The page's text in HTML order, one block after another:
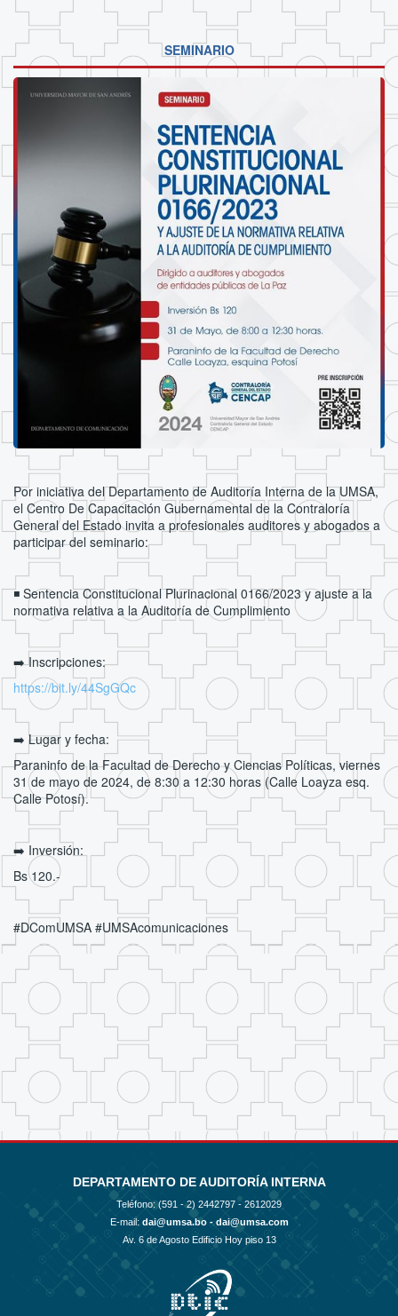
SEMINARIO
Por iniciativa del Departamento de Auditoría Interna de la UMSA,
el Centro De Capacitación Gubernamental de la Contraloría
General del Estado invita a profesionales auditores y abogados a
participar del seminario:
◾ Sentencia Constitucional Plurinacional 0166/2023 y ajuste a la
normativa relativa a la Auditoría de Cumplimiento
➡️ Inscripciones:
https://bit.ly/44SgGQc
➡️ Lugar y fecha:
Paraninfo de la Facultad de Derecho y Ciencias Políticas, viernes
31 de mayo de 2024, de 8:30 a 12:30 horas (Calle Loayza esq.
Calle Potosí).
➡️ Inversión:
Bs 120.-
#DComUMSA #UMSAcomunicaciones
DEPARTAMENTO DE AUDITORÍA INTERNA
Teléfono: (591 - 2) 2442797 - 2612029
E-mail: dai@umsa.bo - dai@umsa.com
Av. 6 de Agosto Edificio Hoy piso 13